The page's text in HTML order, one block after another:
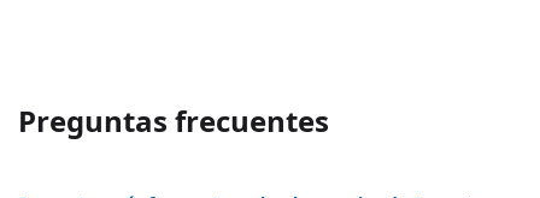
Preguntas frecuentes